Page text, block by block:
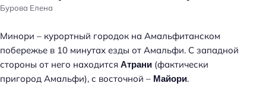
Бурова Елена
Минори – курортный городок на Амальфитанском
побережье в 10 минутах езды от Амальфи. С западной
стороны от него находится Атрани (фактически
пригород Амальфи), с восточной – Майори.